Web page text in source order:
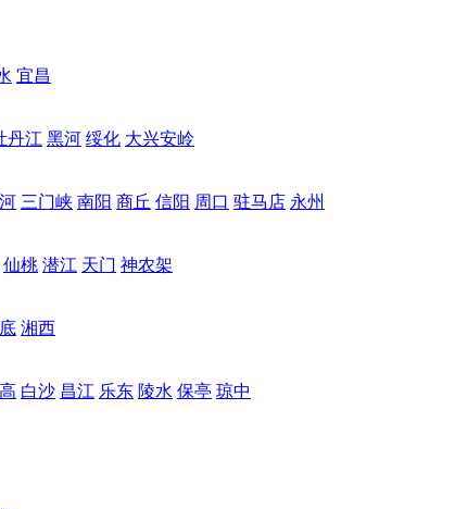
宜昌
丹江 黑河 绥化 大兴安岭
三门峡 南阳 商丘 信阳 周口 驻马店 永州
仙桃 潜江 天门 神农架
湘西
白沙 昌江 乐东 陵水 保亭 琼中